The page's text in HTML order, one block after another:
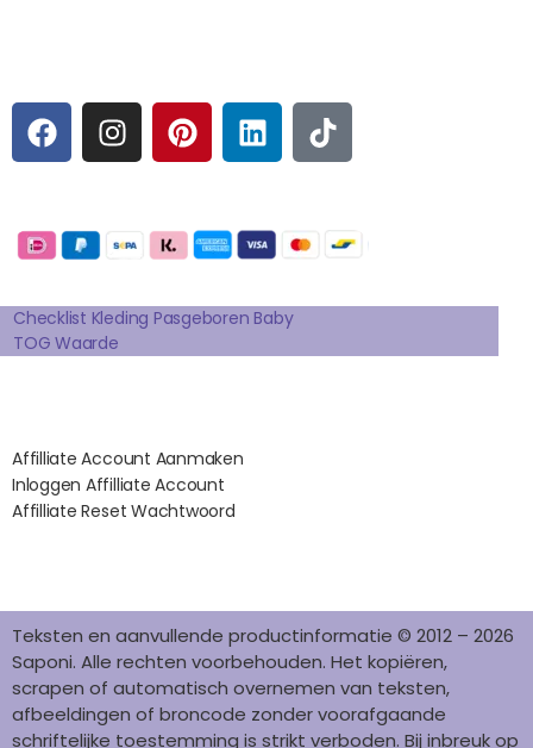
F
A
C
B
O
O
K
I
N
S
A
R
A
M
P
I
N
E
R
E
S
T
L
I
N
E
D
I
N
T
I
K
O
K
Checklist Kleding Pasgeboren Baby
TOG Waarde
Affilliate Account Aanmaken
Inloggen Affilliate Account
Affilliate Reset Wachtwoord
Teksten en aanvullende productinformatie © 2012 – 2026
Saponi. Alle rechten voorbehouden. Het kopiëren,
scrapen of automatisch overnemen van teksten,
afbeeldingen of broncode zonder voorafgaande
schriftelijke toestemming is strikt verboden. Bij inbreuk op